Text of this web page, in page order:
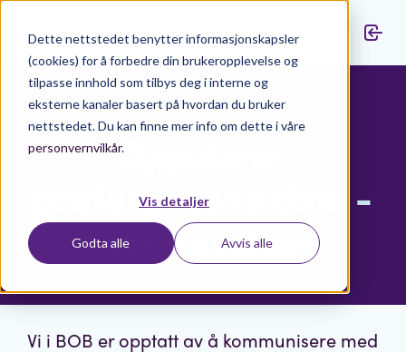
Dette nettstedet benytter informasjonskapsler
(cookies) for å forbedre din brukeropplevelse og
tilpasse innhold som tilbys deg i interne og
eksterne kanaler basert på hvordan du bruker
nettstedet. Du kan finne mer info om dette i våre
personvernvilkår.
Vis detaljer
Godta alle Avvis alle
Oppdater
preferansene dine -
vinn gavekort
Vi i BOB er opptatt av å kommunisere med